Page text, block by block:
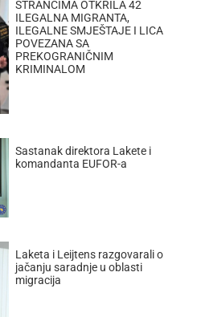
STRANCIMA OTKRILA 42
ILEGALNA MIGRANTA,
ILEGALNE SMJEŠTAJE I LICA
POVEZANA SA
PREKOGRANIČNIM
KRIMINALOM
Sastanak direktora Lakete i
komandanta EUFOR-a
Laketa i Leijtens razgovarali o
jačanju saradnje u oblasti
migracija